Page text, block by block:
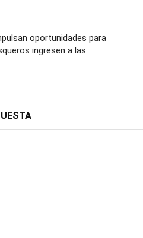
oportunidades para
ingresen a las